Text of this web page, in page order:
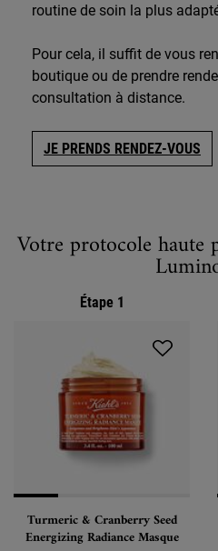
routine de soin la plus
Pour cela, il suffit de vous
boutique ou de prendre
consultation à distance.
JE PRENDS RENDEZ-VOUS
Votre protocole haute
Étape 1
Turmeric & Cranberry Seed
Energizing Radiance Masque